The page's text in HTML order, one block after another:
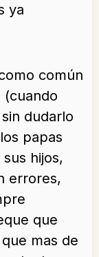
ya
común
(cuando
dudarlo
papas
hijos,
errores,
que
mas de